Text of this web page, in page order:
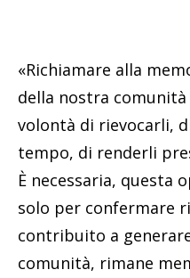
«Richiamare alla
della nostra
volontà di rievocarli,
tempo, di renderli
È necessaria, questa
solo per confermare
contribuito a
comunità, rimane